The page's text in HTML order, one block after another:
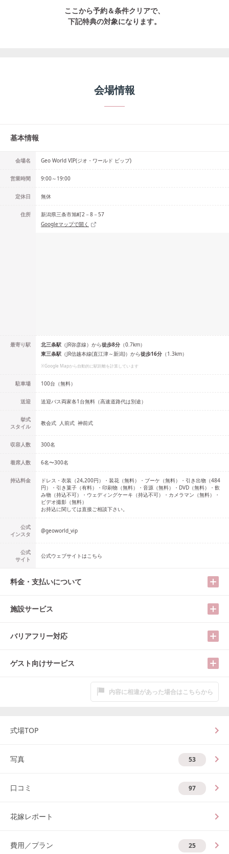
ここから予約＆条件クリアで、
下記特典の対象になります。
会場情報
基本情報
会場名 Geo World VIP(ジオ・ワールド ビップ)
営業時間 9:00～19:00
定休日 無休
住所
新潟県三条市旭町2－8－57
Googleマップで開く
最寄り駅 北三条駅 （JR弥彦線） から徒歩8分 （0.7km）
東三条駅 （JR信越本線(直江津～新潟)） から徒歩16分 （1.3km）
※Google Mapから自動的に駅距離を計算しています
駐車場 100台（無料）
送迎 送迎バス両家各1台無料（高速道路代は別途）
挙式
スタイル
教会式 人前式 神前式
収容人数 300名
着席人数 6名〜300名
持込料金
ドレス・衣装（24,200円）・装花（無料）・ブーケ（無料）・引き出物（484
円）・引き菓子（有料）・印刷物（無料）・音源（無料）・DVD（無料）・飲
み物（持込不可）・ウェディングケーキ（持込不可）・カメラマン（無料）・
ビデオ撮影（無料）
お持込に関しては直接ご相談下さい。
公式
インスタ
@geoworld_vip
公式
サイト
公式ウェブサイトはこちら
料金・支払いについて
施設サービス
バリアフリー対応
ゲスト向けサービス
内容に相違があった場合はこちらから
式場TOP
写真 53
口コミ 97
花嫁レポート
費用／プラン 25